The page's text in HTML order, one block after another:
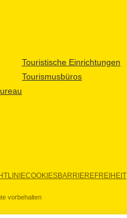
Touristische Einrichtungen
Tourismusbüros
COOKIESBARRIEREFREIHEIT
vorbehalten